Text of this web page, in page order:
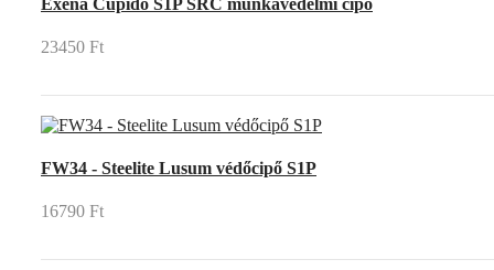
23450 Ft
FW34 - Steelite Lusum védőcipő S1P
16790 Ft